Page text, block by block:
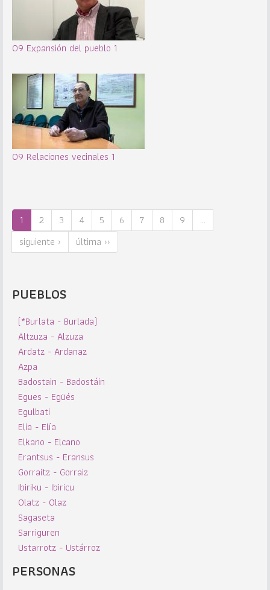
09 Expansión del pueblo 1
09 Relaciones vecinales 1
1 2 3 4 5 6 7 8 9
…
siguiente ›
última ››
PUEBLOS
(*Burlata - Burlada)
Altzuza - Alzuza
Ardatz - Ardanaz
Azpa
Badostain - Badostáin
Egues - Egüés
Egulbati
Elia - Elía
Elkano - Elcano
Erantsus - Eransus
Gorraitz - Gorraiz
Ibiriku - Ibiricu
Olatz - Olaz
Sagaseta
Sarriguren
Ustarrotz - Ustárroz
PERSONAS